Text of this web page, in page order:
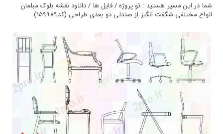
شما در این مسیر هستید : تو پروژه / فایل ها / دانلود نقشه بلوک مبلمان
انواع مختلفی شگفت انگیز از صندلی دو بعدی طراحی (کد159989)